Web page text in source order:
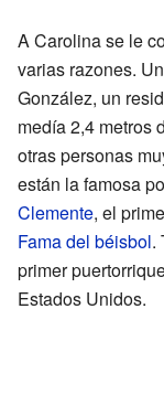
A Carolina se le
varias razones.
González, un
medía 2,4 metros
otras personas
están la famosa
Clemente, el
Fama del béisbol.
primer
Estados Unidos.